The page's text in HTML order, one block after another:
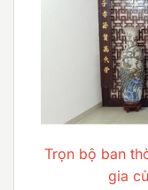
Trọn bộ ban
gia